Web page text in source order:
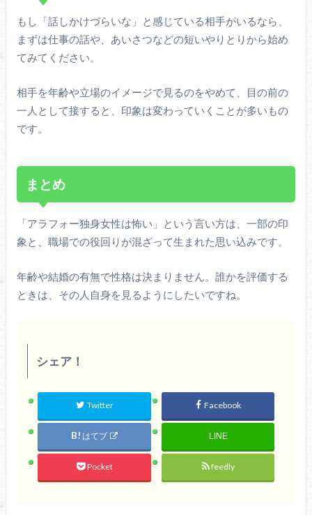
もし「話しかけづらいな」と感じている相手がいるなら、
まずは仕事の話や、あいさつなどの短いやりとりから始め
てみてください。
相手を年齢や立場のイメージで見るのをやめて、目の前の
一人として接すると、印象は変わっていくことが多いもの
です。
まとめ
「アラフォー独身女性は怖い」という言い方は、一部の印
象と、職場での役回りが混ざって生まれた思い込みです。
年齢や結婚の有無で性格は決まりません。誰かを評価する
ときは、その人自身を見るようにしたいですね。
シェア！
Twitter Facebook
はてブ LINE
Pocket feedly